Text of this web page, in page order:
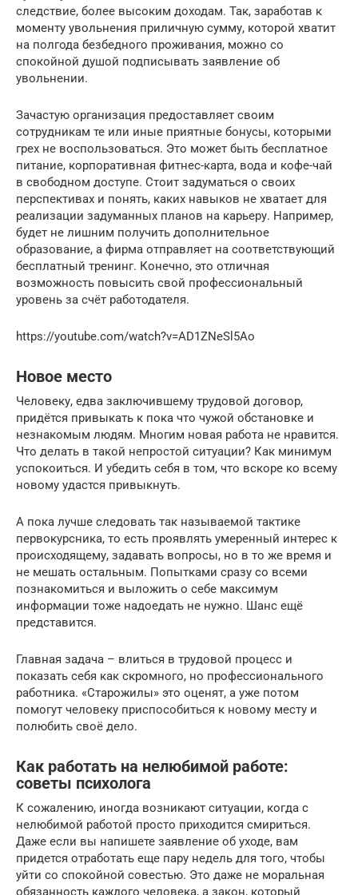
следствие, более высоким доходам. Так, заработав к
моменту увольнения приличную сумму, которой хватит
на полгода безбедного проживания, можно со
спокойной душой подписывать заявление об
увольнении.
Зачастую организация предоставляет своим
сотрудникам те или иные приятные бонусы, которыми
грех не воспользоваться. Это может быть бесплатное
питание, корпоративная фитнес-карта, вода и кофе-чай
в свободном доступе. Стоит задуматься о своих
перспективах и понять, каких навыков не хватает для
реализации задуманных планов на карьеру. Например,
будет не лишним получить дополнительное
образование, а фирма отправляет на соответствующий
бесплатный тренинг. Конечно, это отличная
возможность повысить свой профессиональный
уровень за счёт работодателя.
https://youtube.com/watch?v=AD1ZNeSl5Ao
Новое место
Человеку, едва заключившему трудовой договор,
придётся привыкать к пока что чужой обстановке и
незнакомым людям. Многим новая работа не нравится.
Что делать в такой непростой ситуации? Как минимум
успокоиться. И убедить себя в том, что вскоре ко всему
новому удастся привыкнуть.
А пока лучше следовать так называемой тактике
первокурсника, то есть проявлять умеренный интерес к
происходящему, задавать вопросы, но в то же время и
не мешать остальным. Попытками сразу со всеми
познакомиться и выложить о себе максимум
информации тоже надоедать не нужно. Шанс ещё
представится.
Главная задача – влиться в трудовой процесс и
показать себя как скромного, но профессионального
работника. «Старожилы» это оценят, а уже потом
помогут человеку приспособиться к новому месту и
полюбить своё дело.
Как работать на нелюбимой работе:
советы психолога
К сожалению, иногда возникают ситуации, когда с
нелюбимой работой просто приходится смириться.
Даже если вы напишете заявление об уходе, вам
придется отработать еще пару недель для того, чтобы
уйти со спокойной совестью. Это даже не моральная
обязанность каждого человека, а закон, который